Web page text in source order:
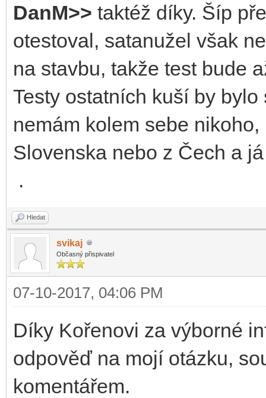
DanM>> taktéž díky. Šíp
otestoval, satanužel však
na stavbu, takže test bude
Testy ostatních kuší by
nemám kolem sebe
Slovenska nebo z Čech a
.
Hledat
svikaj
Občasný přispivatel
07-10-2017, 04:06 PM
Díky Kořenovi za výborné
odpověď na mojí otázku,
komentářem.